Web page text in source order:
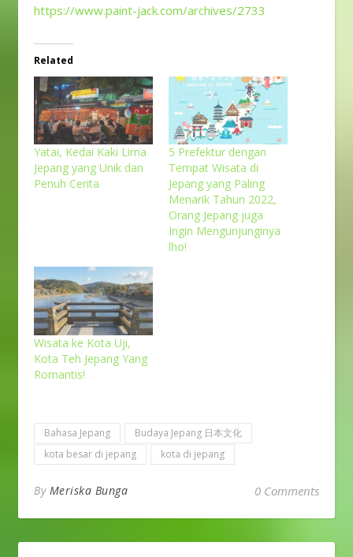
https://www.paint-jack.com/archives/2733
Related
Yatai, Kedai Kaki Lima
Jepang yang Unik dan
Penuh Cerita
5 Prefektur dengan
Tempat Wisata di
Jepang yang Paling
Menarik Tahun 2022,
Orang Jepang juga
Ingin Mengunjunginya
lho!
Wisata ke Kota Uji,
Kota Teh Jepang Yang
Romantis!
Bahasa Jepang
Budaya Jepang 日本文化
kota besar di jepang
kota di jepang
By Meriska Bunga 0 Comments